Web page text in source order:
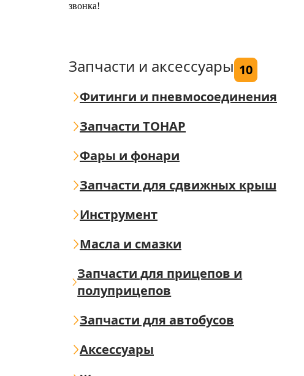
звонка!
Запчасти и аксессуары 10
Фитинги и пневмосоединения
Запчасти ТОНАР
Фары и фонари
Запчасти для сдвижных крыш
Инструмент
Масла и смазки
Запчасти для прицепов и
полуприцепов
Запчасти для автобусов
Аксессуары